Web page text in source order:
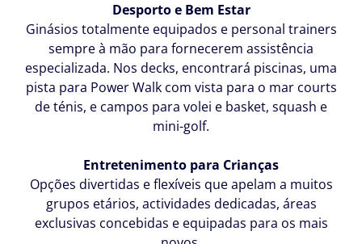
Desporto e Bem Estar
Ginásios totalmente equipados e personal trainers
sempre à mão para fornecerem assistência
especializada. Nos decks, encontrará piscinas, uma
pista para Power Walk com vista para o mar courts
de ténis, e campos para volei e basket, squash e
mini-golf.
Entretenimento para Crianças
Opções divertidas e flexíveis que apelam a muitos
grupos etários, actividades dedicadas, áreas
exclusivas concebidas e equipadas para os mais
que
(*) Campos
Obrigatórios
atualizado
sobre o
mundo da
MSC